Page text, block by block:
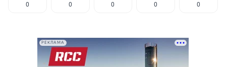
0 0 0 0 0
РЕКЛАМА